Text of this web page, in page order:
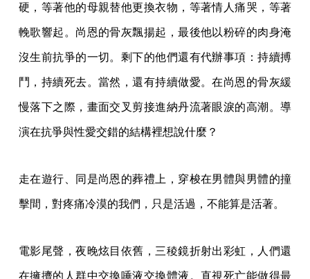
硬，等著他的母親替他更換衣物，等著情人痛哭，等著
輓歌響起。尚恩的骨灰飄揚起，最後他以粉碎的肉身淹
沒生前抗爭的一切。剩下的他們還有代辦事項：持續搏
鬥，持續死去。當然，還有持續做愛。在尚恩的骨灰緩
慢落下之際，畫面交叉剪接進納丹流著眼淚的高潮。導
演在抗爭與性愛交錯的結構裡想說什麼？
走在遊行、同是尚恩的葬禮上，穿梭在男體與男體的撞
擊間，對疼痛冷漠的我們，只是活過，不能算是活著。
電影尾聲，夜晚炫目依舊，三稜鏡折射出彩虹，人們還
在擁擠的人群中交換唾液交換體液。直視死亡能做得最